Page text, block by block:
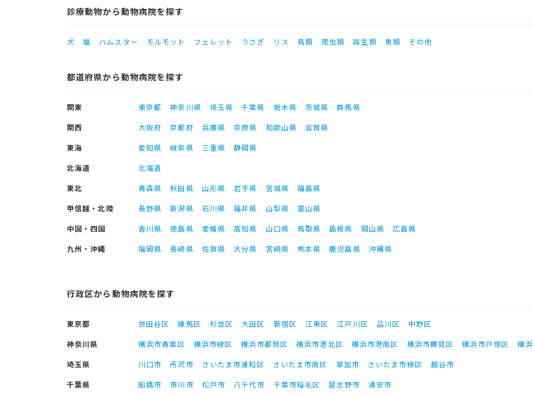
診療動物から動物病院を探す
犬 猫 ハムスター モルモット フェレット うさぎ リス 鳥類 爬虫類 両生類 魚類 その他
都道府県から動物病院を探す
関東 東京都 神奈川県 埼玉県 千葉県 栃木県 茨城県
群馬県
関西
大阪府 京都府 兵庫県 奈良県 和歌山県
滋賀県
東海
愛知県 岐阜県 三重県
静岡県
北海道
北海道
東北
青森県 秋田県 山形県 岩手県 宮城県
福島県
甲信越・北陸
長野県 新潟県 石川県 福井県 山梨県
富山県
中国・四国
香川県 徳島県 愛媛県 高知県 山口県 鳥取県 島根県 岡山県
広島県
九州・沖縄
福岡県 長崎県 佐賀県 大分県 宮崎県 熊本県 鹿児島県 沖縄県
行政区から動物病院を探す
東京都 世田谷区 練馬区 杉並区 大田区 新宿区 江東区 江戸川区 品川区
中野区
神奈川県
横浜市青葉区 横浜市緑区 横浜市都筑区 横浜市港北区 横浜市港南区 横浜市鶴見区 横浜市戸塚区
横
埼玉県
川口市 所沢市 さいたま市浦和区 さいたま市南区 草加市 さいたま市緑区
越谷市
千葉県
船橋市 市川市 松戸市 八千代市 千葉市稲毛区 習志野市 浦安市